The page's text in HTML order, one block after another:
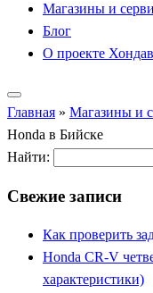
Магазины и
Блог
О проекте
Главная » Магазины и
Honda в Бийске
Найти:
Свежие записи
Как проверить
Honda CR-V
характеристики)